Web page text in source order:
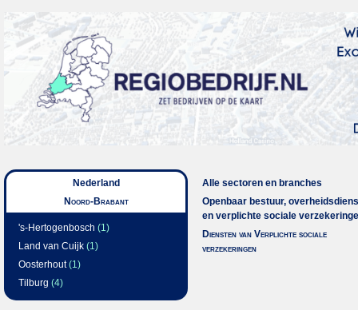
Nederland
Noord-Brabant
's-Hertogenbosch (1)
Land van Cuijk (1)
Oosterhout(1)
Tilburg (4)
Alle sectoren en branches
Openbaar bestuur,
en verplichte sociale
Diensten van Verplichte sociale
verzekeringen